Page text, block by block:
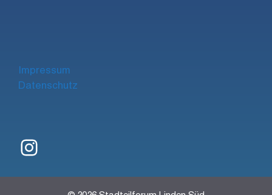
Impressum
Datenschutz
Instagram